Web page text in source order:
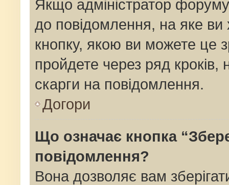
Якщо адміністратор
до повідомлення, на яке ви
кнопку, якою ви можете це
пройдете через ряд кроків,
скарги на повідомлення.
Догори
Що означає кнопка
повідомлення?
Вона дозволяє вам